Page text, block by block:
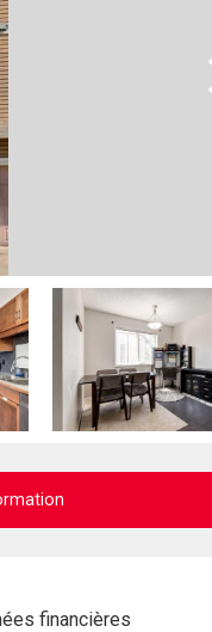
financières